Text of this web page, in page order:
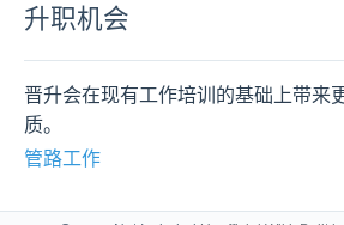
升职机会
晋升会在现有工作培训的基础上带来
质。
管路工作